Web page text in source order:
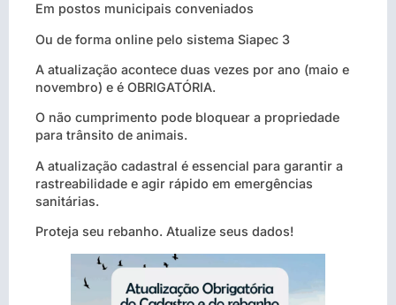
Em postos municipais conveniados
Ou de forma online pelo sistema Siapec 3
A atualização acontece duas vezes por ano (maio e
novembro) e é OBRIGATÓRIA.
O não cumprimento pode bloquear a propriedade
para trânsito de animais.
A atualização cadastral é essencial para garantir a
rastreabilidade e agir rápido em emergências
sanitárias.
Proteja seu rebanho. Atualize seus dados!